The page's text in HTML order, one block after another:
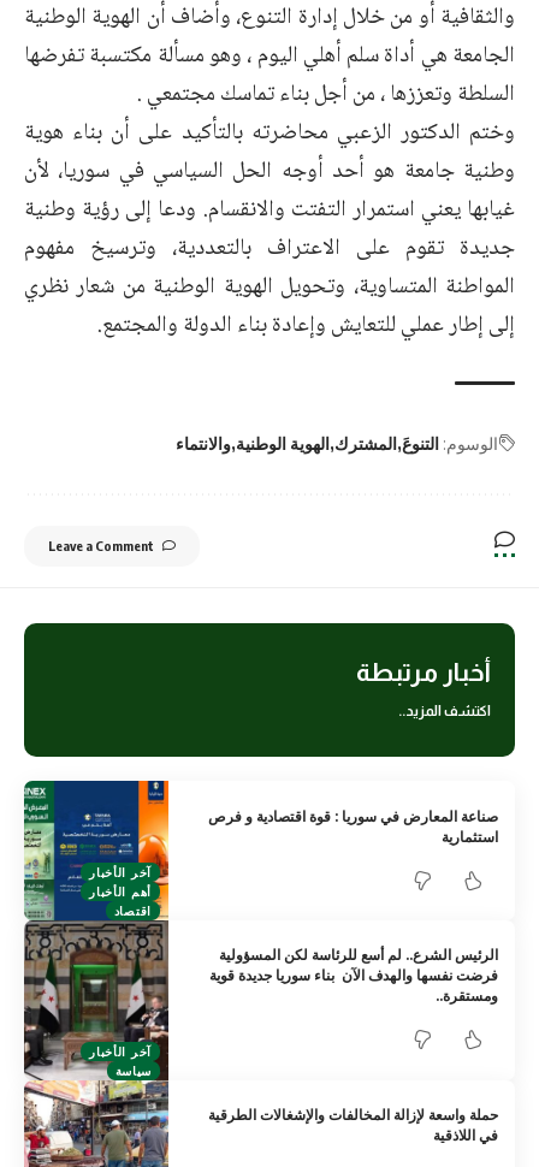
والثقافية أو من خلال إدارة التنوع، وأضاف أن الهوية الوطنية
الجامعة هي أداة سلم أهلي اليوم ، وهو مسألة مكتسبة تفرضها
السلطة وتعززها ، من أجل بناء تماسك مجتمعي .
وختم الدكتور الزعبي محاضرته بالتأكيد على أن بناء هوية
وطنية جامعة هو أحد أوجه الحل السياسي في سوريا، لأن
غيابها يعني استمرار التفتت والانقسام. ودعا إلى رؤية وطنية
جديدة تقوم على الاعتراف بالتعددية، وترسيخ مفهوم
المواطنة المتساوية، وتحويل الهوية الوطنية من شعار نظري
إلى إطار عملي للتعايش وإعادة بناء الدولة والمجتمع.
الوسوم: التنوعَ المشترك الهوية الوطنية والانتماء
Leave a Comment
أخبار مرتبطة
اكتشف المزيد..
آخر الأخبار
أهم الأخبار
اقتصاد
صناعة المعارض في سوريا : قوة اقتصادية و فرص
استثمارية
آخر الأخبار
سياسة
الرئيس الشرع.. لم أسع للرئاسة لكن المسؤولية
فرضت نفسها والهدف الآن بناء سوريا جديدة قوية
ومستقرة..
حملة واسعة لإزالة المخالفات والإشغالات الطرقية
في اللاذقية